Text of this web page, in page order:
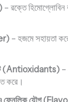
– রক্তে হিমোগ্লোবিন
– হজমে সহায়তা
(Antioxidants)–
করে।